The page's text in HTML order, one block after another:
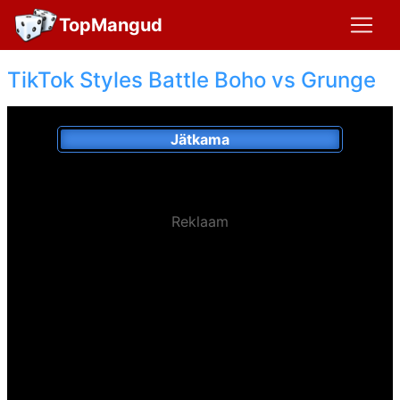
TopMangud
TikTok Styles Battle Boho vs Grunge
Jätkama
Reklaam